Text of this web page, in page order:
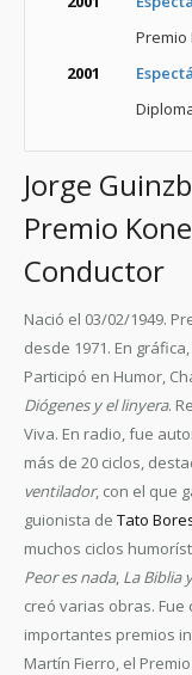
Premio
2001
Jorge
Premio
Conductor
Nació el 03/02/1949.
desde 1971. En
Participó en Humor,
Diógenes y el linyera.
Viva. En radio, fue
más de 20 ciclos,
ventilador, con el que
guionista de Tato
muchos ciclos
Peor es nada, La Biblia
creó varias obras.
importantes premios
Martín Fierro, el